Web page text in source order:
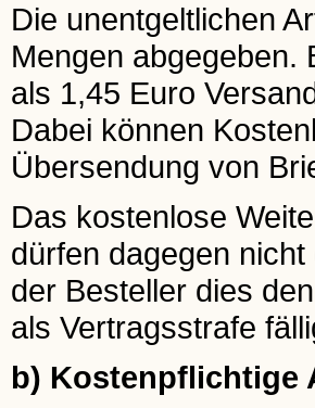
Die unentgeltlichen
Mengen abgegeben.
als 1,45 Euro
Dabei können
Übersendung von
Das kostenlose
dürfen dagegen
der Besteller dies
als Vertragsstrafe
b) Kostenpflichtige